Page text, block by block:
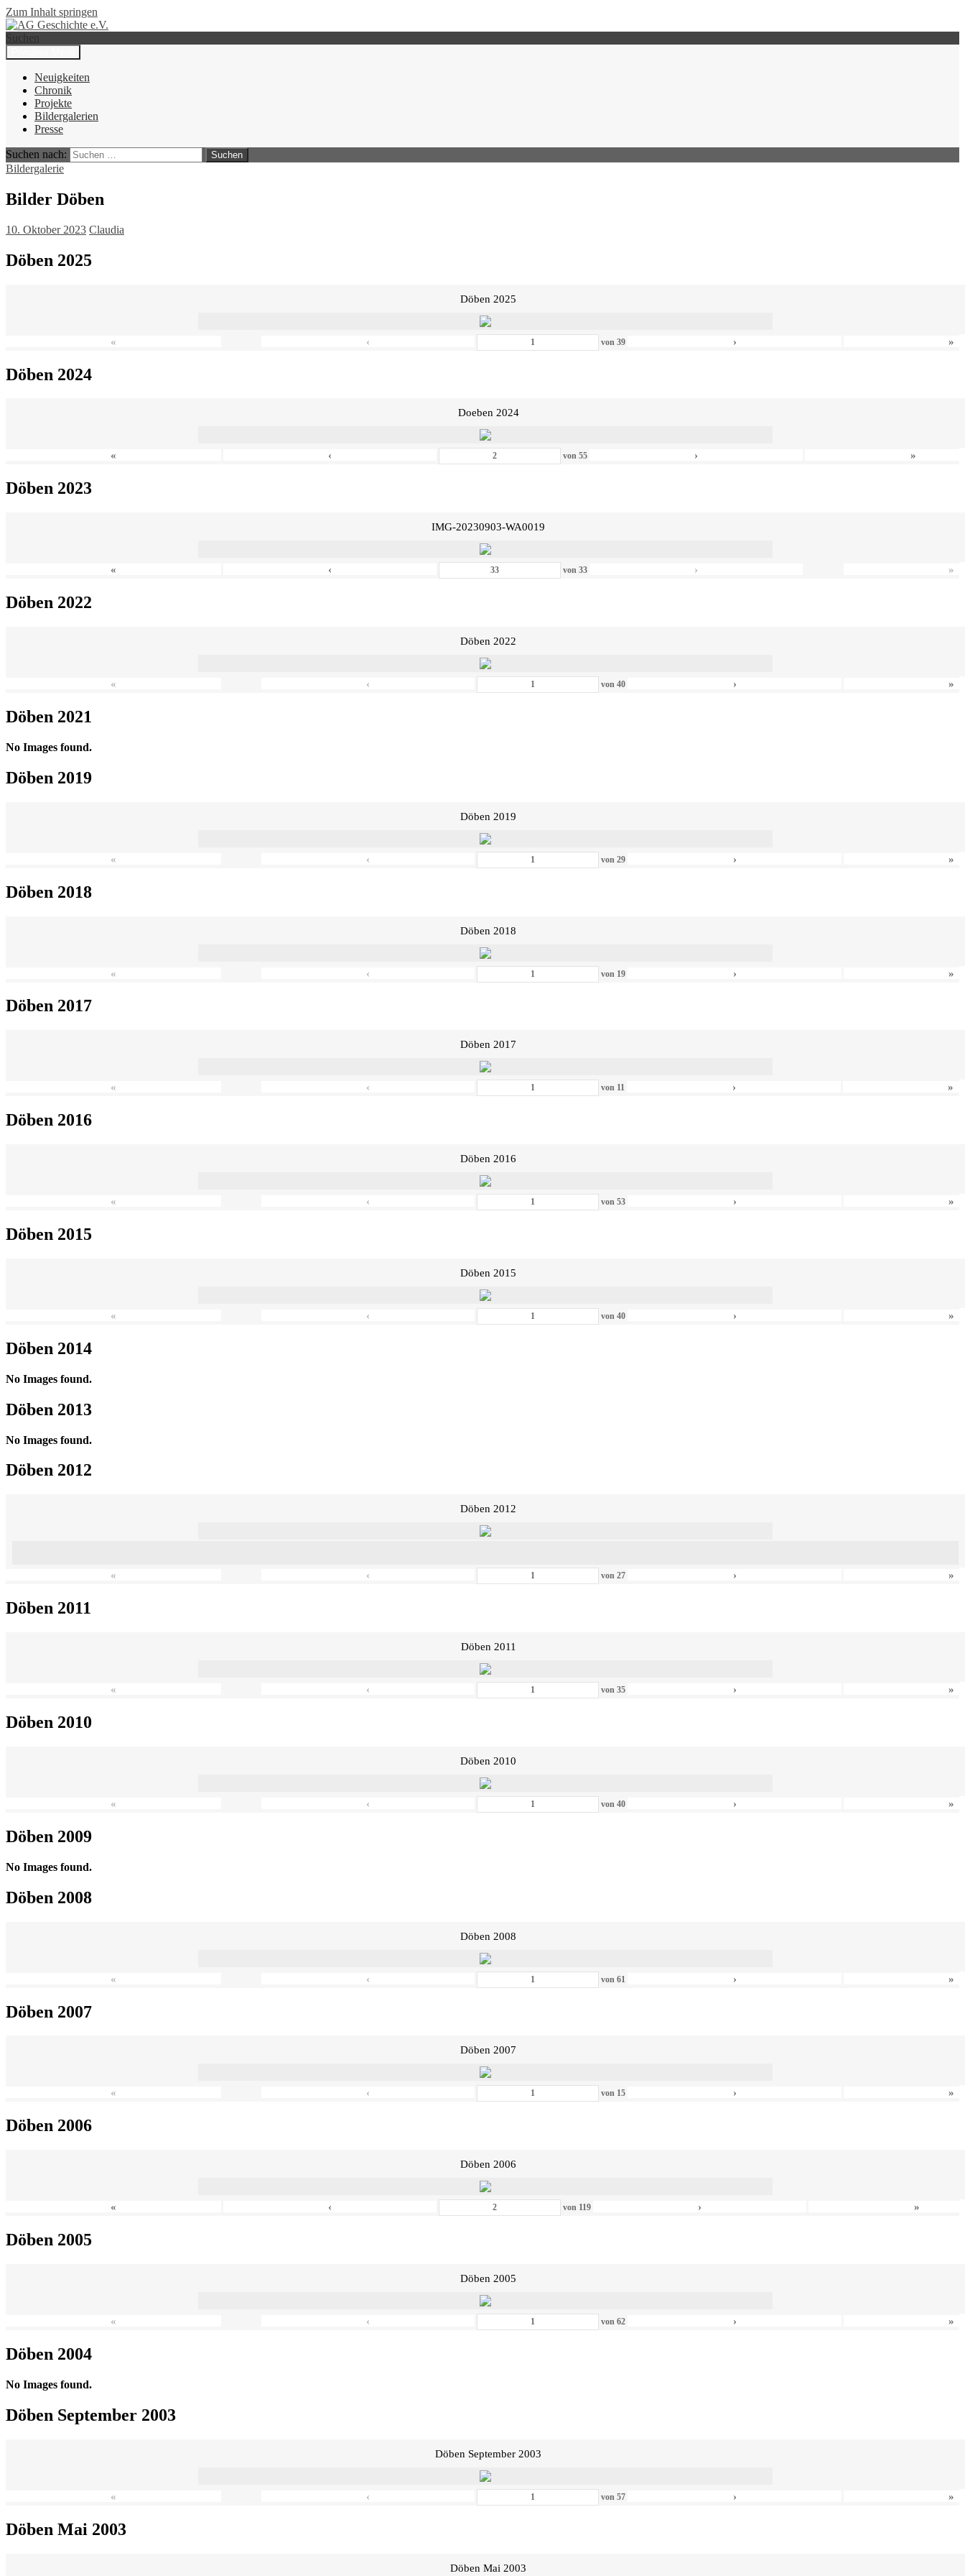
Zum Inhalt springen
AG Geschichte e.V.
Suchen
Neuigkeiten
Chronik
Projekte
Bildergalerien
Presse
Suchen nach:
Bildergalerie
Bilder Döben
10. Oktober 2023 Claudia
Döben 2025
Döben 2025
« ‹ von39 › »
Döben 2024
Doeben 2024
« ‹ von55 › »
Döben 2023
IMG-20230903-WA0019
« ‹ von33 › »
Döben 2022
Döben 2022
« ‹ von40 › »
Döben 2021
No Images found.
Döben 2019
Döben 2019
« ‹ von29 › »
Döben 2018
Döben 2018
« ‹ von 19 › »
Döben 2017
Döben 2017
« ‹ von 11 › »
Döben 2016
Döben 2016
« ‹ von53 › »
Döben 2015
Döben 2015
« ‹ von40 › »
Döben 2014
No Images found.
Döben 2013
No Images found.
Döben 2012
Döben 2012
« ‹ von27 › »
Döben 2011
Döben 2011
« ‹ von35 › »
Döben 2010
Döben 2010
« ‹ von40 › »
Döben 2009
No Images found.
Döben 2008
Döben 2008
« ‹ von61 › »
Döben 2007
Döben 2007
« ‹ von 15 › »
Döben 2006
Döben 2006
« ‹ von 119 › »
Döben 2005
Döben 2005
« ‹ von62 › »
Döben 2004
No Images found.
Döben September 2003
Döben September 2003
« ‹ von57 › »
Döben Mai 2003
Döben Mai 2003